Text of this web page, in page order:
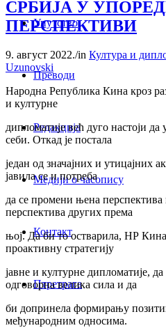
Упутство
Преводи
Редакција
Медији о часопису
Контакт
Птретрага
СРБИЈА У
ПЕРСПЕКТИВИ
9. август 2022./in Култура и
Uzunovski
Народна Република Кина кроз
и културне
дипломатије већ дуго настоји
себи. Откад је постала
један од значајних и утицајних
јавила се и потреба
да се промени њена
перспектива других према
њој. Да би то остварила, НР
проактивну стратегију
јавне и културне дипломатије,
одговорна велика сила и да
би допринела формирању
међународним односима.